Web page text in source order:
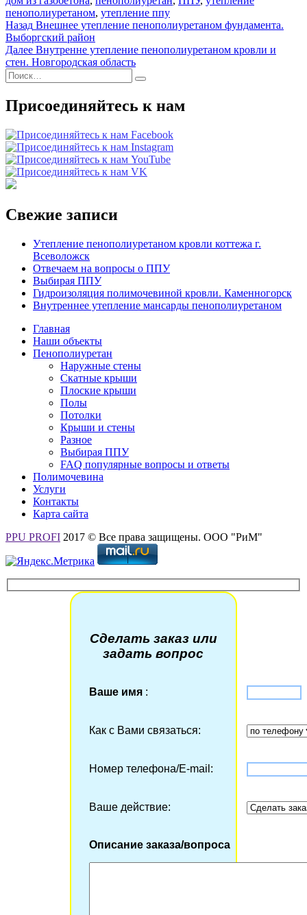
пенополиуретаном, утепление ппу
Навигация
по
записям
Назад Предыдущая
запись:
Внешнее утепление пенополиуретаном фундамента.
Выборгский район
Далее Следующая
запись:
Внутренне утепление пенополиуретаном кровли и
стен. Новгородская область
Искать:
Поиск
Присоединяйтесь к нам
Свежие записи
Утепление пенополиуретаном кровли коттежа г.
Всеволожск
Отвечаем на вопросы о ППУ
Выбирая ППУ
Гидроизоляция полимочевиной кровли. Каменногорск
Внутреннее утепление мансарды пенополиуретаном
Главная
Наши объекты
Пенополиуретан
Наружные стены
Скатные крыши
Плоские крыши
Полы
Потолки
Крыши и стены
Разное
Выбирая ППУ
FAQ популярные вопросы и ответы
Полимочевина
Услуги
Контакты
Карта сайта
PPU PROFI 2017 © Все права защищены. ООО "РиМ"
Сделать заказ или
задать вопрос
Ваше имя:
Как с Вами связаться:
Номер телефона/Е-mail:
Ваше действие:
Описание заказа/вопроса